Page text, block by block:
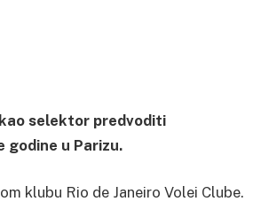
selektor predvoditi
godine u Parizu.
klubu Rio de Janeiro Volei Clube.